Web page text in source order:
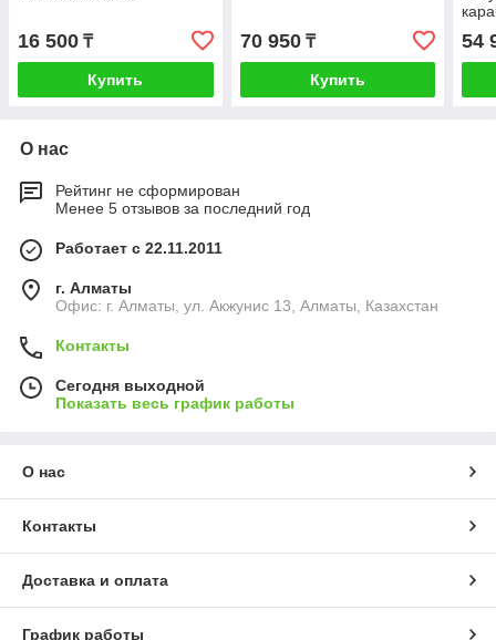
16 500 ₸
Купить
70 950₸
Купить
54
О нас
Рейтинг не сформирован
Менее 5 отзывов за последний год
Работает с 22.11.2011
г. Алматы
Офис: г. Алматы, ул. Акжунис 13, Алматы, Казахстан
Контакты
Сегодня выходной
Показать весь график работы
О нас
Контакты
Доставка и оплата
График работы